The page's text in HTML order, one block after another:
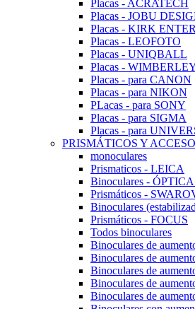
Placas - ACRATECH
Placas - JOBU
Placas - KIRK
Placas - LEOFOTO
Placas - UNIQBALL
Placas -
Placas - para CANON
Placas - para NIKON
PLacas - para SONY
Placas - para SIGMA
Placas - para
PRISMÁTICOS Y
monoculares
Prismaticos - LEICA
Binoculares -
Prismáticos -
Binoculares
Prismáticos - FOCUS
Todos binoculares
Binoculares de
Binoculares de
Binoculares de
Binoculares de
Binoculares de